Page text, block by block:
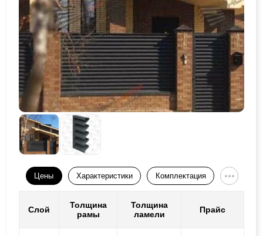
Цены Характеристики Комплектация
Слой
Толщина
рамы
Толщина
ламели
Прайс